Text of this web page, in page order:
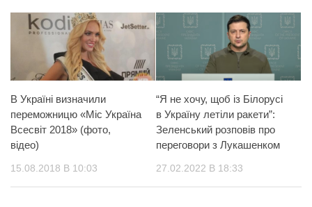
В Україні визначили
переможницю «Міс Україна
Всесвіт 2018» (фото,
відео)
15.08.2018 В 10:03
“Я не хочу, щоб із Білорусі
в Україну летіли ракети”:
Зеленський розповів про
переговори з Лукашенком
27.02.2022 В 18:33